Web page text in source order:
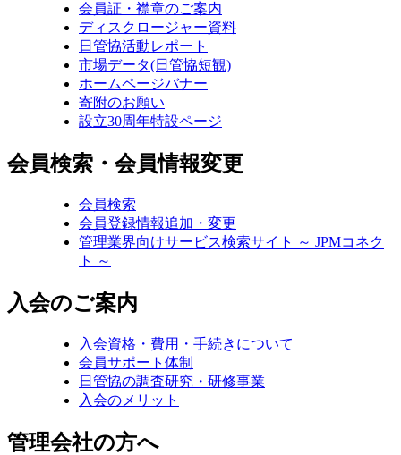
会員証・襟章のご案内
ディスクロージャー資料
日管協活動レポート
市場データ(日管協短観)
ホームページバナー
寄附のお願い
設立30周年特設ページ
会員検索・会員情報変更
会員検索
会員登録情報追加・変更
管理業界向けサービス検索サイト ～ JPMコネク
ト ～
入会のご案内
入会資格・費用・手続きについて
会員サポート体制
日管協の調査研究・研修事業
入会のメリット
管理会社の方へ